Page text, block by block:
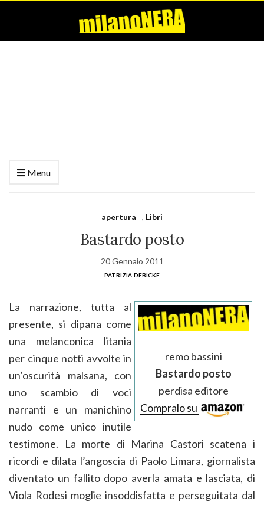
Menu
apertura , Libri
Bastardo posto
20 Gennaio 2011
patrizia debicke
remo bassini
Bastardo posto
perdisa editore
Compralo su
La narrazione, tutta al
presente, si dipana come
una melanconica litania
per cinque notti avvolte in
un’oscurità malsana, con
uno scambio di voci
narranti e un manichino
nudo come unico inutile
testimone. La morte di Marina Castori scatena i
ricordi e dilata l’angoscia di Paolo Limara, giornalista
diventato un fallito dopo averla amata e lasciata, di
Viola Rodesi moglie insoddisfatta e perseguitata dal